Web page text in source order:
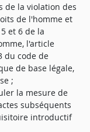
de la violation des
de l'homme et
et 6 de la
l'article
du code de
de base légale,
;
la mesure de
subséquents
introductif